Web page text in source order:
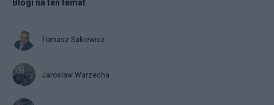
Blogi na ten temat
Tomasz Sakiewicz
Jarosław Warzecha